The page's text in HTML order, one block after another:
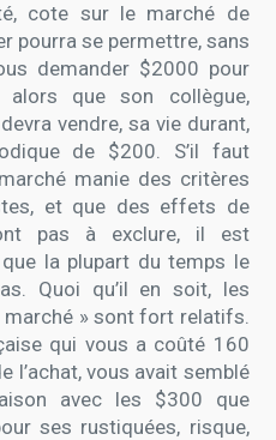
cote sur le marché de
pourra se permettre, sans
demander $2000 pour
que son collègue,
vendre, sa vie durant,
de $200. S’il faut
manie des critères
et que des effets de
pas à exclure, il est
la plupart du temps le
Quoi qu’il en soit, les
marché » sont fort relatifs.
qui vous a coûté 160
l’achat, vous avait semblé
avec les $300 que
ses rustiquées, risque,